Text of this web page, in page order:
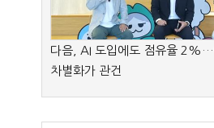
다음, AI 도입에도 점유율
차별화가 관건